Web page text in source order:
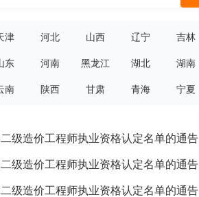
津 河北 山西 辽宁 吉林
东 河南 黑龙江 湖北 湖南
南 陕西 甘肃 青海 宁夏
级造价工程师执业资格认定名单的通告
级造价工程师执业资格认定名单的通告
级造价工程师执业资格认定名单的通告